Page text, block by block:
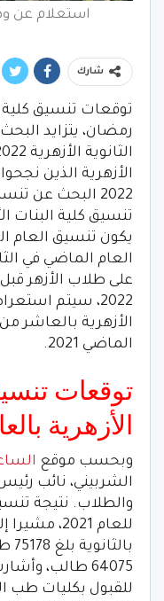
استعلام عن
شارك
توقعات تنسيق كلية
رمضان، يتزايد
الأزهرية الذين
2022 البحث عن
تنسيق كلية البنات
يكون تنسيق العام
على طلاب الأزهر
2022، سيتم
الأزهرية بالعاشر
الماضي 2021.
توقعات
الأزهرية
وبحسب موقع
الشربيني، نائب
والطلاب. نتيجة
للعام
64075 طالب،